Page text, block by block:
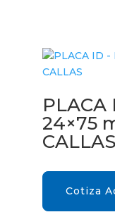
PLACA
24×75
CALLAS
Cotiza